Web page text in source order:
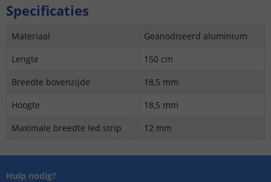
Specificaties
Materiaal
Geanodiseerd aluminium
Lengte
150 cm
Breedte bovenzijde
18,5 mm
Hoogte
18,5 mm
Maximale breedte led strip
12 mm
Hulp nodig?